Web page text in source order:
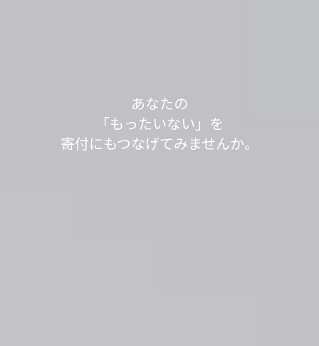
「もったいない」が
世界の
「ありがとう」につながっています。
不用品を送って1,000L分、SNSシェアで100L分の
水をきれいにする浄化剤を寄付する
取り組みを実施中です。
あなたの
「もったいない」を
寄付にもつなげてみませんか。
あなたの不用品が世界の人々の役に立っていま
す。
「もったいない運送」は、
身の回りのスッキリが社会貢献につながるサービ
今日も寄付で
見知らぬ誰かの笑顔が
生まれました。
「もったいない」が
世界の
「ありがとう」につながっています。
不用品を送って1,000L分、SNSシェアで100L分の
水をきれいにする浄化剤を寄付する
取り組みを実施中です。